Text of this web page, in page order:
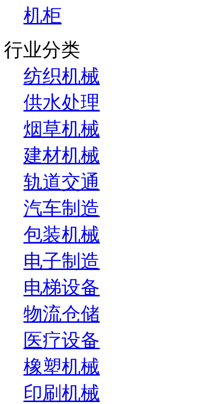
机柜
行业分类
纺织机械
供水处理
烟草机械
建材机械
轨道交通
汽车制造
包装机械
电子制造
电梯设备
物流仓储
医疗设备
橡塑机械
印刷机械